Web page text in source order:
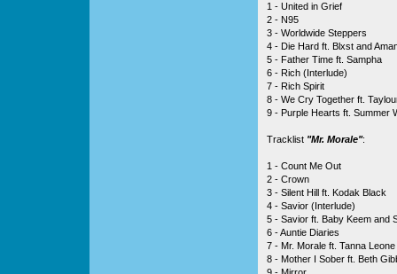
1 - United in Grief
2 - N95
3 - Worldwide Steppers
4 - Die Hard ft. Blxst and
5 - Father Time ft. Sampha
6 - Rich (Interlude)
7 - Rich Spirit
8 - We Cry Together ft.
9 - Purple Hearts ft. Summer
Tracklist "Mr. Morale":
1 - Count Me Out
2 - Crown
3 - Silent Hill ft. Kodak Black
4 - Savior (Interlude)
5 - Savior ft. Baby Keem and
6 - Auntie Diaries
7 - Mr. Morale ft. Tanna Leone
8 - Mother I Sober ft. Beth